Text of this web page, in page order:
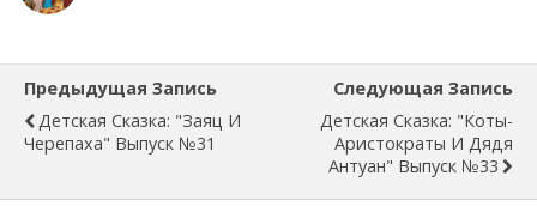
Предыдущая Запись
Детская Сказка: "Заяц И
Черепаха" Выпуск №31
Следующая Запись
Детская Сказка: "Коты-
Аристократы И Дядя
Антуан" Выпуск №33